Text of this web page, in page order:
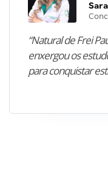
“Natural de Frei
enxergou os
para conquistar